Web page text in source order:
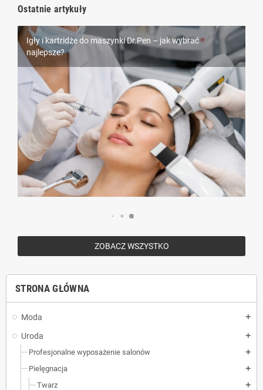
Ostatnie artykuły
Rzęsy Nagaraku – dlaczego są tak popularne wśród
stylistek?
Piercing – wszystko, co musisz wiedzieć przed
przekłuciem
Igły i kartridże do maszynki Dr.Pen – jak wybrać
najlepsze?
ZOBACZ WSZYSTKO
STRONA GŁÓWNA
Moda add
Uroda add
Profesjonalne wyposażenie salonów add
Pielęgnacja add
Twarz add